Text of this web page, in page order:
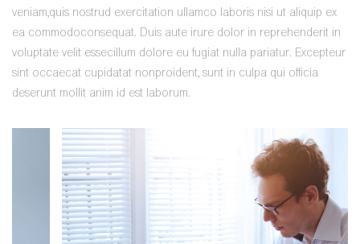
veniam,quis nostrud exercitation ullamco laboris nisi ut aliquip ex
ea commodoconsequat. Duis aute irure dolor in reprehenderit in
voluptate velit essecillum dolore eu fugiat nulla pariatur. Excepteur
sint occaecat cupidatat nonproident, sunt in culpa qui officia
deserunt mollit anim id est laborum.